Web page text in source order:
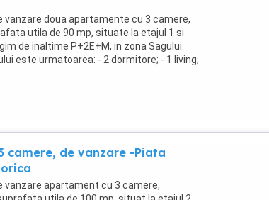
vanzare doua apartamente cu 3 camere,
utila de 90 mp, situate la etajul 1 si
de inaltime P+2E+M, in zona Sagului.
este urmatoarea: - 2 dormitore; - 1 living;
...
camere, de vanzare -Piata
vanzare apartament cu 3 camere,